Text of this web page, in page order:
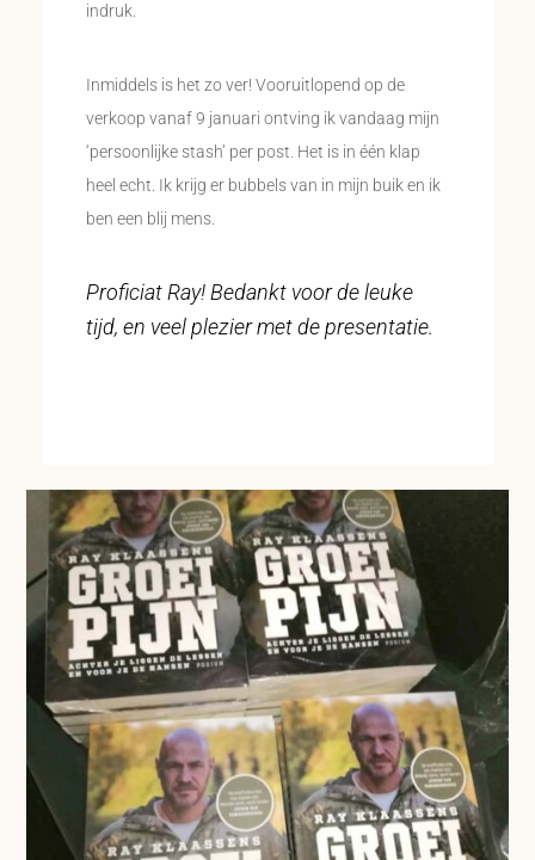
indruk.
Inmiddels is het zo ver! Vooruitlopend op de
verkoop vanaf 9 januari ontving ik vandaag mijn
‘persoonlijke stash’ per post. Het is in één klap
heel echt. Ik krijg er bubbels van in mijn buik en ik
ben een blij mens.
Proficiat Ray! Bedankt voor de leuke
tijd, en veel plezier met de presentatie.